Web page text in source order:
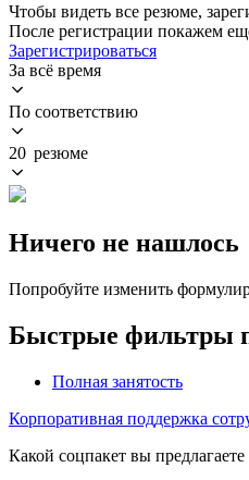
Чтобы видеть все резюме,
После регистрации покажем
Зарегистрироваться
За всё время
По соответствию
20 резюме
Ничего не нашлось
Попробуйте изменить
Быстрые фильтры
Полная занятость
Корпоративная поддержка
Какой соцпакет вы